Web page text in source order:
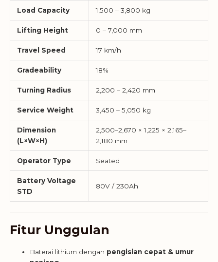
Load Capacity 1,500 – 3,800 kg
Lifting Height 0 – 7,000 mm
Travel Speed 17 km/h
Gradeability 18%
Turning Radius 2,200 – 2,420 mm
Service Weight 3,450 – 5,050 kg
Dimension
(L×W×H)
2,500–2,670 × 1,225 × 2,165–
2,180 mm
Operator Type Seated
Battery Voltage
STD
80V / 230Ah
Fitur Unggulan
Baterai lithium dengan pengisian cepat & umur